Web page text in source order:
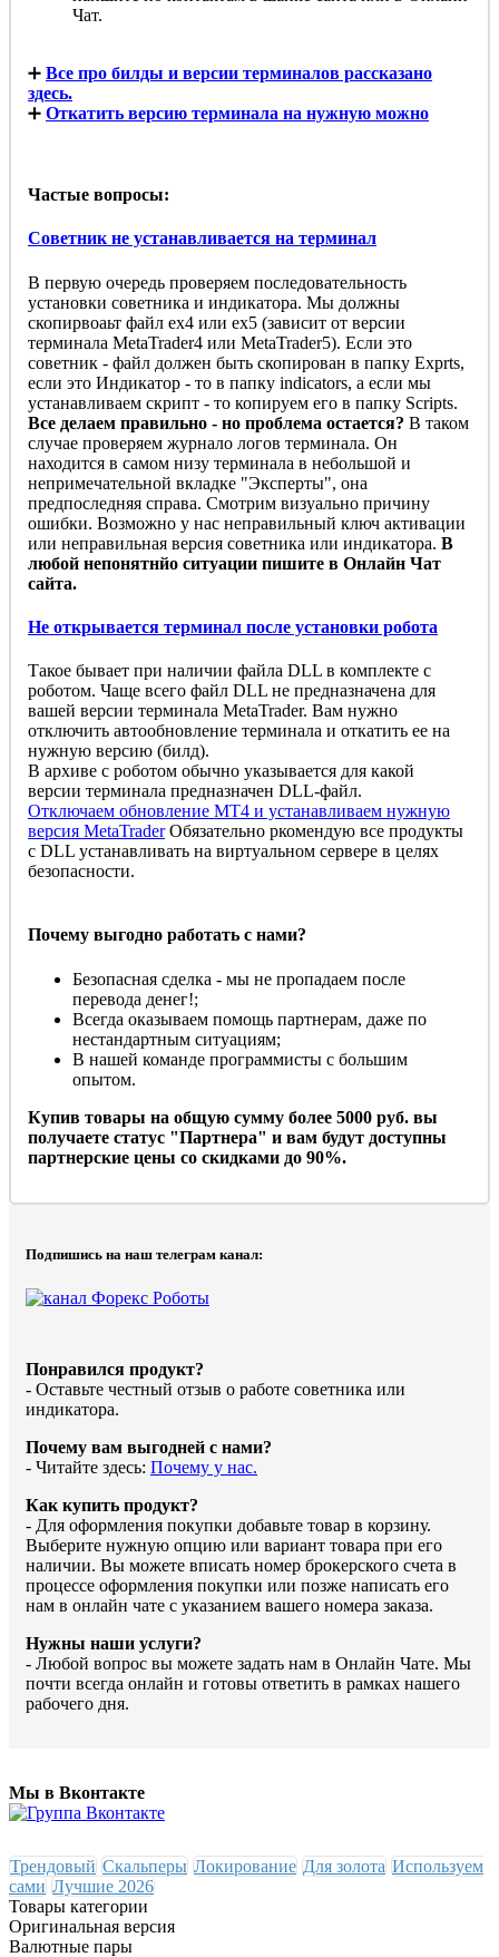
Чат.
➕ Все про билды и версии терминалов рассказано
здесь.
➕ Откатить версию терминала на нужную можно
Частые вопросы:
Советник не устанавливается на терминал
В первую очередь проверяем последовательность
установки советника и индикатора. Мы должны
скопирвоаьт файл ex4 или ex5 (зависит от версии
терминала MetaTrader4 или MetaTrader5). Если это
советник - файл должен быть скопирован в папку Exprts,
если это Индикатор - то в папку indicators, а если мы
устанавливаем скрипт - то копируем его в папку Scripts.
Все делаем правильно - но проблема остается? В таком
случае проверяем журнало логов терминала. Он
находится в самом низу терминала в небольшой и
непримечательной вкладке "Эксперты", она
предпоследняя справа. Смотрим визуально причину
ошибки. Возможно у нас неправильный ключ активации
или неправильная версия советника или индикатора. В
любой непонятнйо ситуации пишите в Онлайн Чат
сайта.
Не открывается терминал после установки робота
Такое бывает при наличии файла DLL в комплекте с
роботом. Чаще всего файл DLL не предназначена для
вашей версии терминала MetaTrader. Вам нужно
отключить автообновление терминала и откатить ее на
нужную версию (билд).
В архиве с роботом обычно указывается для какой
версии терминала предназначен DLL-файл.
Отключаем обновление MT4 и устанавливаем нужную
версия MetaTraderОбязательно ркомендую все продукты
с DLL устанавливать на виртуальном сервере в целях
безопасности.
Почему выгодно работать с нами?
Безопасная сделка - мы не пропадаем после
перевода денег!;
Всегда оказываем помощь партнерам, даже по
нестандартным ситуациям;
В нашей команде программисты с большим
опытом.
Купив товары на общую сумму более 5000 руб. вы
получаете статус "Партнера" и вам будут доступны
партнерские цены со скидками до 90%.
Подпишись на наш телеграм канал:
Понравился продукт?
- Оставьте честный отзыв о работе советника или
индикатора.
Почему вам выгодней с нами?
- Читайте здесь: Почему у нас.
Как купить продукт?
- Для оформления покупки добавьте товар в корзину.
Выберите нужную опцию или вариант товара при его
наличии. Вы можете вписать номер брокерского счета в
процессе оформления покупки или позже написать его
нам в онлайн чате с указанием вашего номера заказа.
Нужны наши услуги?
- Любой вопрос вы можете задать нам в Онлайн Чате. Мы
почти всегда онлайн и готовы ответить в рамках нашего
рабочего дня.
Мы в Вконтакте
Трендовый Скальперы Локирование Для золота Используем
сами Лучшие 2026
Товары категории
Оригинальная версия
Валютные пары